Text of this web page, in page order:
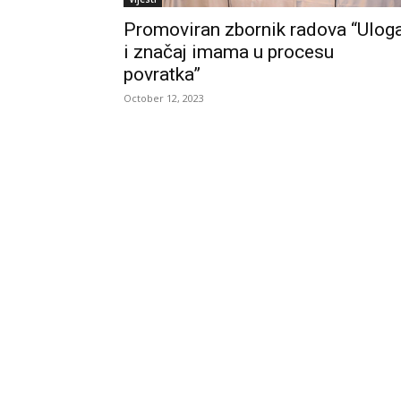
Promoviran zbornik radova
i značaj imama u procesu
povratka”
October 12, 2023